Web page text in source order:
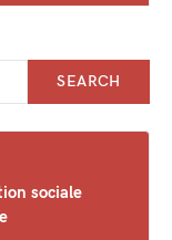
SEARCH
sociale